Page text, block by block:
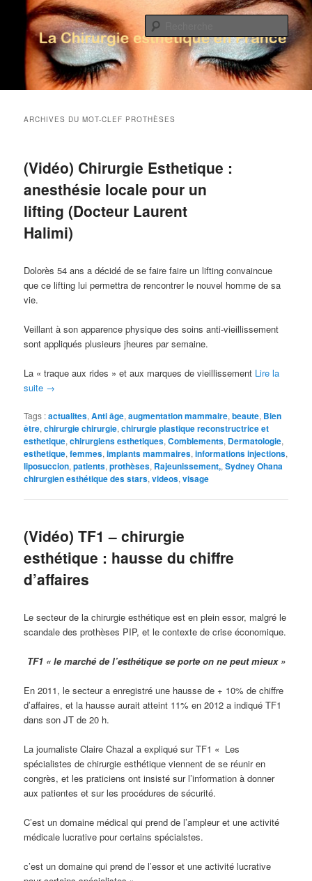
La Chirurgie Esthétique en France
ARCHIVES DU MOT-CLEF PROTHÈSES
(Vidéo) Chirurgie Esthetique :
anesthésie locale pour un
lifting (Docteur Laurent
Halimi)
Dolorès 54 ans a décidé de se faire faire un lifting convaincue
que ce lifting lui permettra de rencontrer le nouvel homme de sa
vie.
Veillant à son apparence physique des soins anti-vieillissement
sont appliqués plusieurs jheures par semaine.
La « traque aux rides » et aux marques de vieillissement Lire la
suite →
Tags :actualites,Anti âge,augmentation mammaire,beaute, Bien
être,chirurgie chirurgie,chirurgie plastique reconstructrice et
esthetique,chirurgiens esthetiques,Comblements, Dermatologie,
esthetique,femmes,implants mammaires,informations injections,
liposuccion,patients,prothèses, Rajeunissement,,Sydney Ohana
chirurgien esthétique des stars,videos,visage
(Vidéo) TF1 – chirurgie
esthétique : hausse du chiffre
d’affaires
Le secteur de la chirurgie esthétique est en plein essor, malgré le
scandale des prothèses PIP, et le contexte de crise économique.
TF1 « le marché de l’esthétique se porte on ne peut mieux »
En 2011, le secteur a enregistré une hausse de + 10% de chiffre
d’affaires, et la hausse aurait atteint 11% en 2012 a indiqué TF1
dans son JT de 20 h.
La journaliste Claire Chazal a expliqué sur TF1 « Les
spécialistes de chirurgie esthétique viennent de se réunir en
congrès, et les praticiens ont insisté sur l’information à donner
aux patientes et sur les procédures de sécurité.
C’est un domaine médical qui prend de l’ampleur et une activité
médicale lucrative pour certains spécialstes.
c’est un domaine qui prend de l’essor et une activité lucrative